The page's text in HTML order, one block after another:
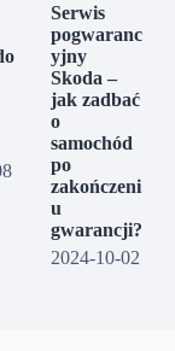
Serwis
pogwaranc
yjny
Skoda –
jak zadbać
o
samochód
po
zakończeni
u
gwarancji?
2024-10-02